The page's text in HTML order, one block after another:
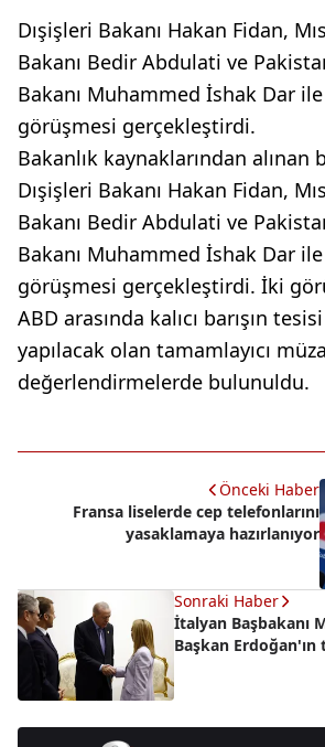
Dışişleri Bakanı Hakan Fidan,
Bakanı Bedir Abdulati ve
Bakanı Muhammed İshak Dar
görüşmesi gerçekleştirdi.
Bakanlık kaynaklarından alınan
Dışişleri Bakanı Hakan Fidan,
Bakanı Bedir Abdulati ve
Bakanı Muhammed İshak Dar
görüşmesi gerçekleştirdi. İki
ABD arasında kalıcı barışın
yapılacak olan tamamlayıcı
değerlendirmelerde bulunuldu.
Önceki Haber
Fransa liselerde cep telefonlarını
yasaklamaya hazırlanıyor
Sonraki Haber
İtalyan Başbakanı
Başkan